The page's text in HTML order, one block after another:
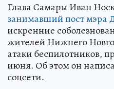
Глава Самары Иван
занимавший пост мэра
искренние
жителей Нижнего
атаки беспилотников,
июня. Об этом он
соцсети.